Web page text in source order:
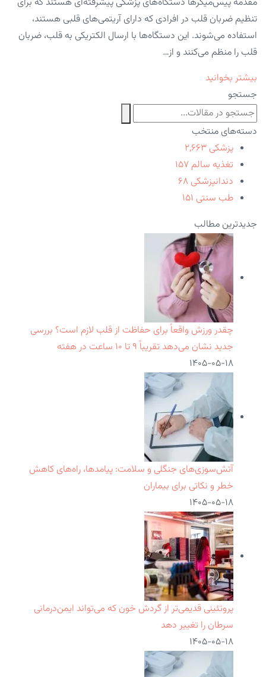
تنظیم ضربان قلب در افرادی که دارای آریتمی‌های قلبی هستند،
استفاده می‌شوند. این دستگاه‌ها با ارسال الکتریکی به قلب، ضربان
قلب را منظم می‌کنند و از…
بیشتر بخوانید
جستجو
دسته‌های منتخب
پزشکی ۲,۶۶۳
تغذیه سالم ۱۵۷
دندانپزشکی ۶۸
طب سنتی ۱۵۱
جدیدترین مطالب
چقدر ورزش واقعاً برای حفاظت از قلب لازم است؟ بررسی
جدید نشان می‌دهد تقریباً ۹ تا ۱۰ ساعت در هفته
۱۴۰۵-۰۵-۱۸
آتش‌سوزی‌های جنگلی و سلامت: پیامدها، راه‌های کاهش
خطر و نکاتی برای بیماران
۱۴۰۵-۰۵-۱۸
پروتئینی قدیمی‌تر از گردش خون که می‌تواند ایمن‌درمانی
سرطان را تغییر دهد
۱۴۰۵-۰۵-۱۸